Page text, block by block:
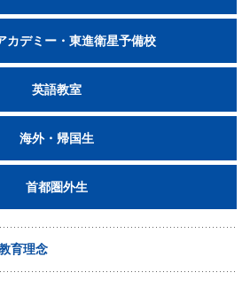
カデミー・東進衛星予備校
英語教室
海外・帰国生
首都圏外生
育理念